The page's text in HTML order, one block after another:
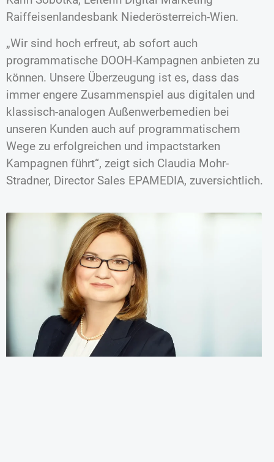
Raiffeisenlandesbank Niederösterreich-Wien.
„Wir sind hoch erfreut, ab sofort auch
programmatische DOOH-Kampagnen anbieten zu
können. Unsere Überzeugung ist es, dass das
immer engere Zusammenspiel aus digitalen und
klassisch-analogen Außenwerbemedien bei
unseren Kunden auch auf programmatischem
Wege zu erfolgreichen und impactstarken
Kampagnen führt“, zeigt sich Claudia Mohr-
Stradner, Director Sales EPAMEDIA, zuversichtlich.